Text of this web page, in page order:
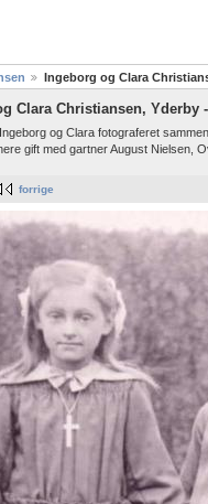
Ingeborg og Clara
Clara Christiansen, Yderby -
og Clara fotograferet
gift med gartner August Nielsen,
forrige